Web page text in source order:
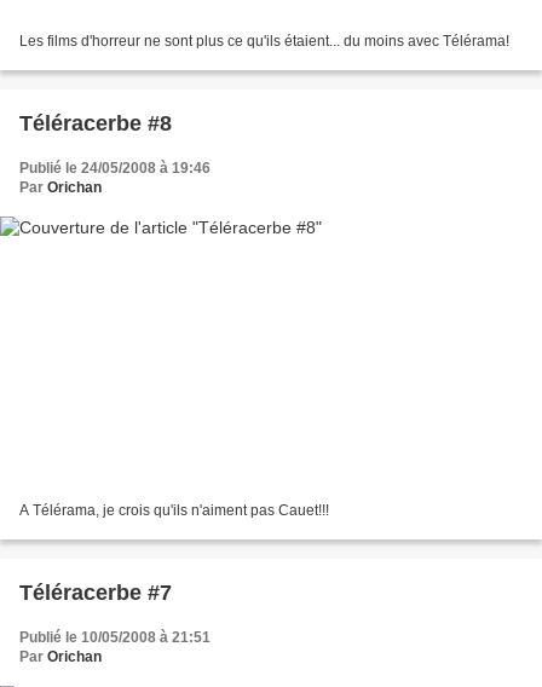
Les films d'horreur ne sont plus ce qu'ils étaient... du moins avec Télérama!
Téléracerbe #8
Publié le 24/05/2008 à 19:46
Par Orichan
A Télérama, je crois qu'ils n'aiment pas Cauet!!!
Téléracerbe #7
Publié le 10/05/2008 à 21:51
Par Orichan